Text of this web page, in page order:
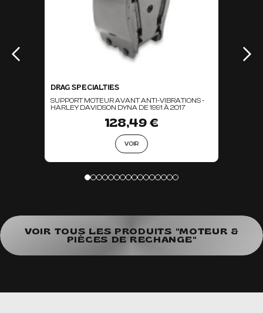
DRAG SPECIALTIES
SUPPORT MOTEUR AVANT ANTI-VIBRATIONS -
HARLEY DAVIDSON DYNA DE 1991 À 2017
128,49 €
VOIR
VOIR TOUS LES PRODUITS "MOTEUR &
PIÈCES DE RECHANGE"